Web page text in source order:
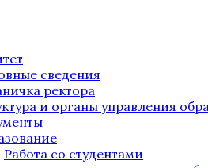
сведения
ректора
и органы управления
Работа со студентами